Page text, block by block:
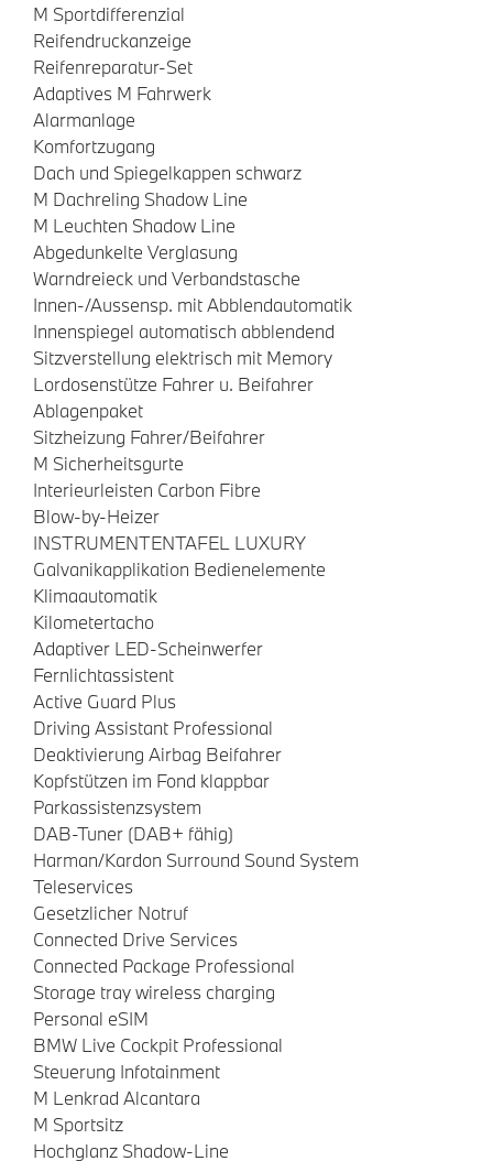
M Sportdifferenzial
Reifendruckanzeige
Reifenreparatur-Set
Adaptives M Fahrwerk
Alarmanlage
Komfortzugang
Dach und Spiegelkappen schwarz
M Dachreling Shadow Line
M Leuchten Shadow Line
Abgedunkelte Verglasung
Warndreieck und Verbandstasche
Innen-/Aussensp. mit Abblendautomatik
Innenspiegel automatisch abblendend
Sitzverstellung elektrisch mit Memory
Lordosenstütze Fahrer u. Beifahrer
Ablagenpaket
Sitzheizung Fahrer/Beifahrer
M Sicherheitsgurte
Interieurleisten Carbon Fibre
Blow-by-Heizer
INSTRUMENTENTAFEL LUXURY
Galvanikapplikation Bedienelemente
Klimaautomatik
Kilometertacho
Adaptiver LED-Scheinwerfer
Fernlichtassistent
Active Guard Plus
Driving Assistant Professional
Deaktivierung Airbag Beifahrer
Kopfstützen im Fond klappbar
Parkassistenzsystem
DAB-Tuner (DAB+ fähig)
Harman/Kardon Surround Sound System
Teleservices
Gesetzlicher Notruf
Connected Drive Services
Connected Package Professional
Storage tray wireless charging
Personal eSIM
BMW Live Cockpit Professional
Steuerung Infotainment
M Lenkrad Alcantara
M Sportsitz
Hochglanz Shadow-Line